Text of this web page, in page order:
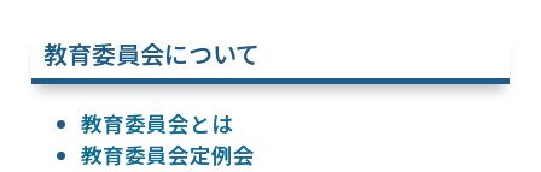
教育委員会について
教育委員会とは
教育委員会定例会